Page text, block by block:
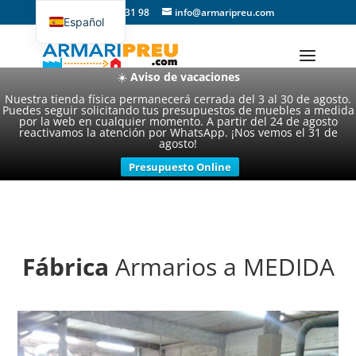
☀️ Aviso de vacaciones
Nuestra tienda física permanecerá cerrada del 3 al 30 de agosto.
Puedes seguir solicitando tus presupuestos de muebles a medida
por la web en cualquier momento. A partir del 24 de agosto
reactivamos la atención por WhatsApp. ¡Nos vemos el 31 de
agosto!
Presupuesto Online
93 357 31 98 info@armaripreu.com
Fábrica Armarios a MEDIDA
Español
Català